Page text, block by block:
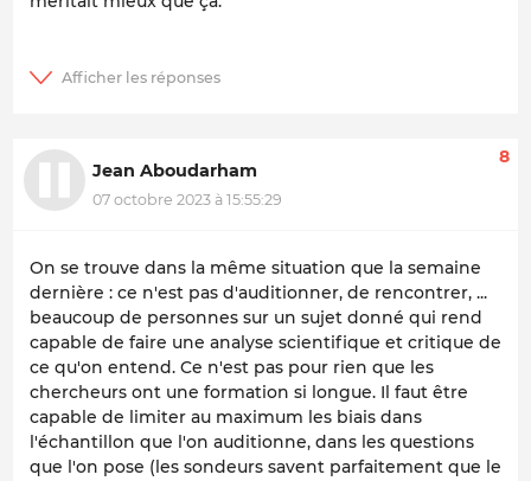
Jean Aboudarham
07 octobre 2023 à 15:55:29
8
On se trouve dans la même situation que la semaine
dernière : ce n'est pas d'auditionner, de rencontrer, ...
beaucoup de personnes sur un sujet donné qui rend
capable de faire une analyse scientifique et critique de
ce qu'on entend. Ce n'est pas pour rien que les
chercheurs ont une formation si longue. Il faut être
capable de limiter au maximum les biais dans
l'échantillon que l'on auditionne, dans les questions
que l'on pose (les sondeurs savent parfaitement que le